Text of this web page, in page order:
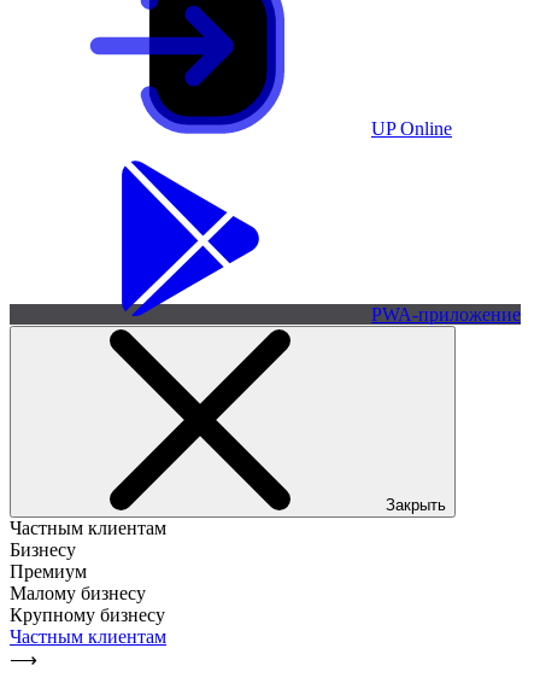
UP Online
PWA-приложение
Закрыть
Частным клиентам
Бизнесу
Премиум
Малому бизнесу
Крупному бизнесу
Частным клиентам
⟶